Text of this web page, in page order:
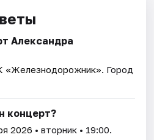
Александра
«Железнодорожник». Город
концерт?
2026 • вторник • 19:00.